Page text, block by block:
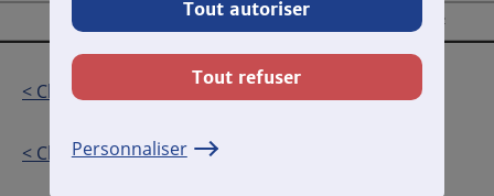
00:00:42
< Choisir une autre circonscription
< Choisir une autre période
Tout autoriser
Tout refuser
Personnaliser